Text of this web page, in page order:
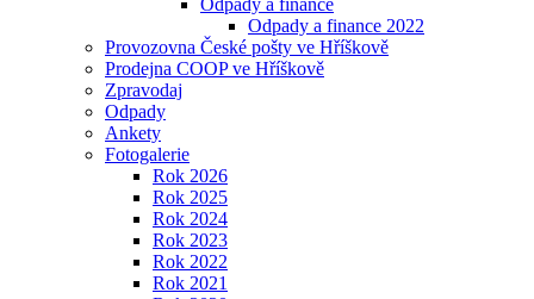
Odpady a finance
Odpady a finance 2022
Provozovna České pošty ve Hříškově
Prodejna COOP ve Hříškově
Zpravodaj
Odpady
Ankety
Fotogalerie
Rok 2026
Rok 2025
Rok 2024
Rok 2023
Rok 2022
Rok 2021